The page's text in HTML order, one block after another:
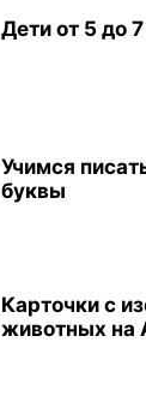
Дети от 5 до
Учимся
буквы
Карточки с
животных на